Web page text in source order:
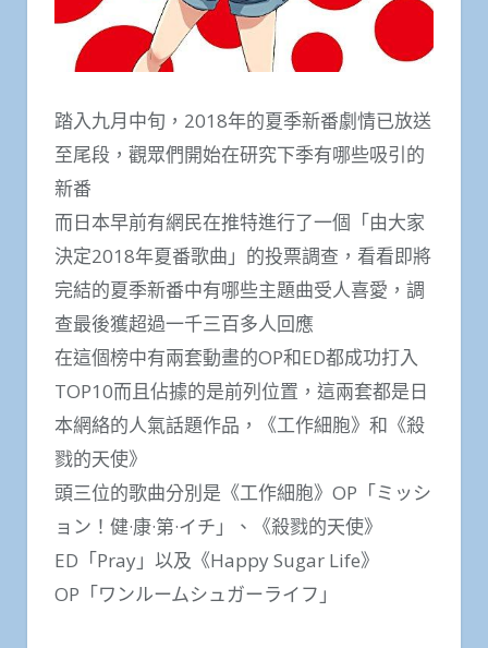
踏入九月中旬，2018年的夏季新番劇情已放送
至尾段，觀眾們開始在研究下季有哪些吸引的
新番
而日本早前有網民在推特進行了一個「由大家
決定2018年夏番歌曲」的投票調查，看看即將
完結的夏季新番中有哪些主題曲受人喜愛，調
查最後獲超過一千三百多人回應
在這個榜中有兩套動畫的OP和ED都成功打入
TOP10而且佔據的是前列位置，這兩套都是日
本網絡的人氣話題作品，《工作細胞》和《殺
戮的天使》
頭三位的歌曲分別是《工作細胞》OP「ミッシ
ョン！健·康·第·イチ」、《殺戮的天使》
ED「Pray」以及《Happy Sugar Life》
OP「ワンルームシュガーライフ」